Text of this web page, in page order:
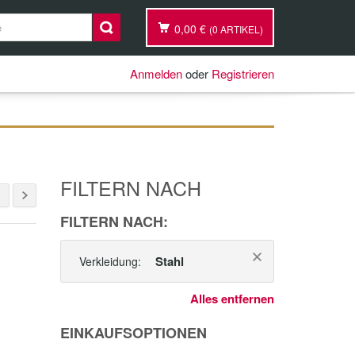
0,00 € (0 ARTIKEL)
Anmeldenoder Registrieren
FILTERN NACH
FILTERN NACH:
Verkleidung: Stahl
Alles entfernen
EINKAUFSOPTIONEN